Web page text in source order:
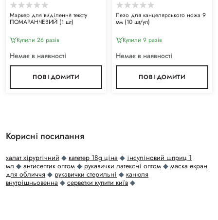
Маркер для виділення тексту
ПОМАРАНЧЕВИЙ (1 шт)
Купили 26 разiв
Немає в наявності
ПОВІДОМИТИ
Лезо для канцелярського ножа 9
мм (10 шт/уп)
Купили 9 разiв
Немає в наявності
ПОВІДОМИТИ
Корисні посилання
халат хірургічний ◆ катетер 18g ціна ◆ інсуліновий шприц 1
мл ◆ антисептик оптом ◆ рукавички латексні оптом ◆ маска екран
для обличчя ◆ рукавички стерильні ◆ канюля
внутрішньовенна ◆ серветки купити київ ◆